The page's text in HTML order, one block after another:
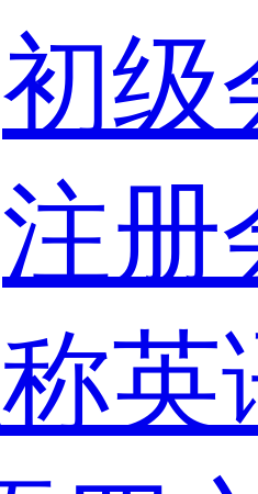
初级
注册
英